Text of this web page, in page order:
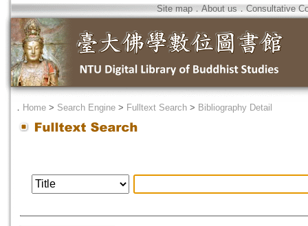
Site map．About us ． Consultative
． Home > Search Engine > Fulltext Search > Bibliography Detail